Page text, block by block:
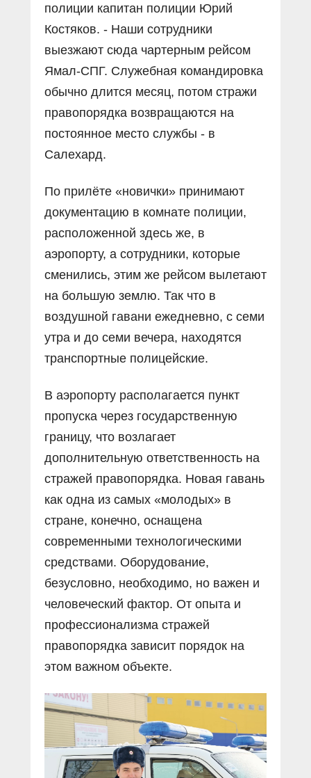
полиции капитан полиции Юрий
Костяков. - Наши сотрудники
выезжают сюда чартерным рейсом
Ямал-СПГ. Служебная командировка
обычно длится месяц, потом стражи
правопорядка возвращаются на
постоянное место службы - в
Салехард.
По прилёте «новички» принимают
документацию в комнате полиции,
расположенной здесь же, в
аэропорту, а сотрудники, которые
сменились, этим же рейсом вылетают
на большую землю. Так что в
воздушной гавани ежедневно, с семи
утра и до семи вечера, находятся
транспортные полицейские.
В аэропорту располагается пункт
пропуска через государственную
границу, что возлагает
дополнительную ответственность на
стражей правопорядка. Новая гавань
как одна из самых «молодых» в
стране, конечно, оснащена
современными технологическими
средствами. Оборудование,
безусловно, необходимо, но важен и
человеческий фактор. От опыта и
профессионализма стражей
правопорядка зависит порядок на
этом важном объекте.